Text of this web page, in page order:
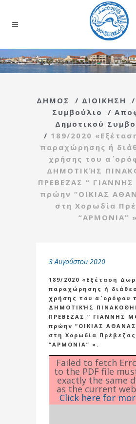
ΔΗΜΟΣ / ΔΙΟΙΚΗΣΗ /
Συμβούλιο
/
Δημοτικού
/ 189/2020
παραχώρησης ή
χρήσης του α΄
ΔΗΜΟΤΙΚΉΣ
ΠΡΕΒΕΖΑΣ “
πρώην “ΟΙΚΙΑΣ
στη Χορωδία
“ΑΡΜΟΝΙΑ”
3 Αυγούστου 2020
189/2020 «Εξέταση
παραχώρησης ή
χρήσης του α΄ ορόφου
ΔΗΜΟΤΙΚΉΣ
ΠΡΕΒΕΖΑΣ “ ΓΙΑΝΝΗΣ
πρώην “ΟΙΚΙΑΣ
στη Χορωδία Πρέβεζας
“ΑΡΜΟΝΙΑ” ».
Failed to fetch
to the PDF file
exactly the same
as the current
Click here for